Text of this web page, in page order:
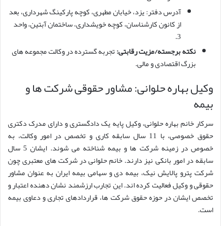
آدرس دفتر: یزد، خیابان مطهری، کوچه پارکینگ شهرداری، بعد
از کانون کارشناسان، کوچه خویشداری، ساختمان آبتین، واحد
3.
نکته برجسته/مزیت رقابتی:تجربه گسترده در وکالت مجموعه های
بزرگ اقتصادی و مالی.
وکیل بهاره حلوانی: مشاور حقوقی شرکت ها و
بیمه
سرکار خانم بهاره حلوانی، وکیل پایه یک دادگستری و دارای مدرک دکتری
حقوق خصوصی، با 11 سال سابقه کاری و تخصص در امور وکالت، به
خصوص در زمینه شرکت ها و بیمه شناخته می شوند. ایشان 5 سال
سابقه در امور بانکی نیز دارند. خانم حلوانی در شرکت های معتبری چون
شرکت پترو پالایش نیک، بیمه دی و سهامی بیمه ایران به عنوان مشاور
حقوقی و وکیل فعالیت کرده اند. این تجارب ارزشمند نشان دهنده اعتبار و
تخصص ایشان در حوزه حقوق شرکت ها، قراردادهای تجاری و دعاوی بیمه
است.